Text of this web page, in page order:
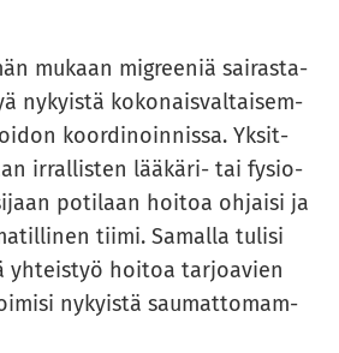
mu­kaan migree­niä sai­ras­ta­
ny­kyis­tä ko­ko­nais­val­tai­sem­
koor­di­noin­nis­sa. Yk­sit­
ir­ral­lis­ten lääkäri-​ tai fy­sio­
po­ti­laan hoi­toa oh­jai­si ja
tiimi. Sa­mal­la tu­li­si
yh­teis­työ hoi­toa tar­joa­vien
ny­kyis­tä sau­mat­to­mam­